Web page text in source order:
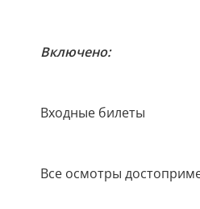
Включено:
Входные билеты
Все осмотры